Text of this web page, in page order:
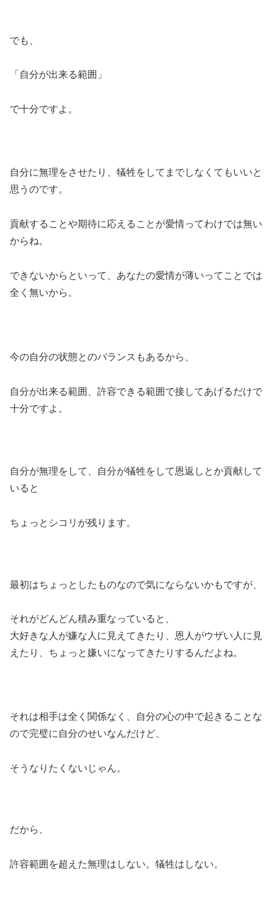
でも、
「自分が出来る範囲」
で十分ですよ。
自分に無理をさせたり、犠牲をしてまでしなくてもいいと
思うのです。
貢献することや期待に応えることが愛情ってわけでは無い
からね。
できないからといって、あなたの愛情が薄いってことでは
全く無いから。
今の自分の状態とのバランスもあるから、
自分が出来る範囲、許容できる範囲で接してあげるだけで
十分ですよ。
自分が無理をして、自分が犠牲をして恩返しとか貢献して
いると
ちょっとシコリが残ります。
最初はちょっとしたものなので気にならないかもですが、
それがどんどん積み重なっていると、
大好きな人が嫌な人に見えてきたり、恩人がウザい人に見
えたり、ちょっと嫌いになってきたりするんだよね。
それは相手は全く関係なく、自分の心の中で起きることな
ので完璧に自分のせいなんだけど、
そうなりたくないじゃん。
だから、
許容範囲を超えた無理はしない。犠牲はしない。